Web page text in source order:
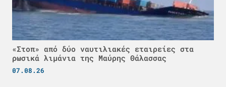
«Στοπ» από δύο ναυτιλιακές εταιρείες στα
ρωσικά λιμάνια της Μαύρης Θάλασσας
07.08.26